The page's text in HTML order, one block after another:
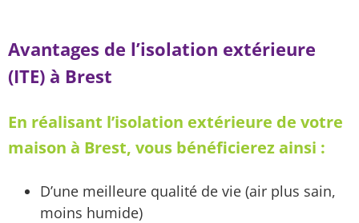
Avantages de l’isolation extérieure
(ITE) à Brest
En réalisant l’isolation extérieure de votre
maison à Brest, vous bénéficierez ainsi :
D’une meilleure qualité de vie (air plus sain,
moins humide)